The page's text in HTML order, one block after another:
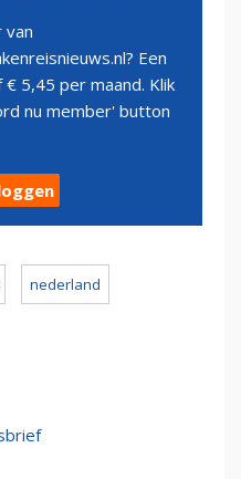
van
Een
5,45 per maand. Klik
nu member' button
nederland